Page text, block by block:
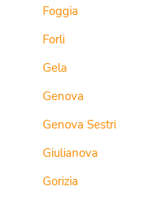
Foggia
Forli
Gela
Genova
Genova Sestri
Giulianova
Gorizia